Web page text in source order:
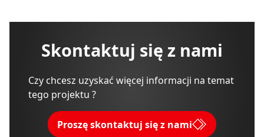
Skontaktuj się z nami
Czy chcesz uzyskać więcej informacji na temat
tego projektu ?
Proszę skontaktuj się z nami